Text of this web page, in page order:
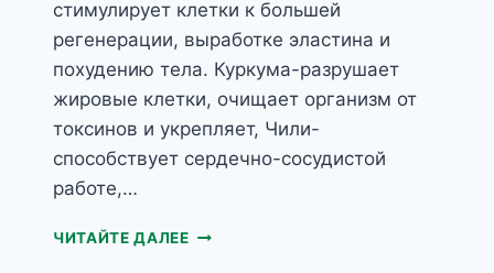
стимулирует клетки к большей
регенерации, выработке эластина и
похудению тела. Куркума-разрушает
жировые клетки, очищает организм от
токсинов и укрепляет, Чили-
способствует сердечно-сосудистой
работе,…
ЧИТАЙТЕ ДАЛЕЕGREEN